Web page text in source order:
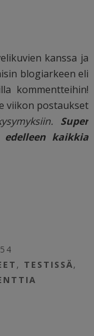
kanssa ja
blogiarkeen eli
kommentteihin!
viikon postaukset
Super
kaikkia
, TESTISSÄ,